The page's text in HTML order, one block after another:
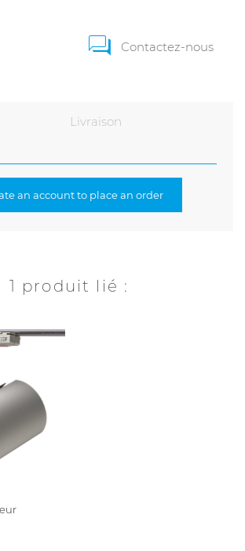
Contactez-nous
Livraison
an account to place an order
1 produit lié :